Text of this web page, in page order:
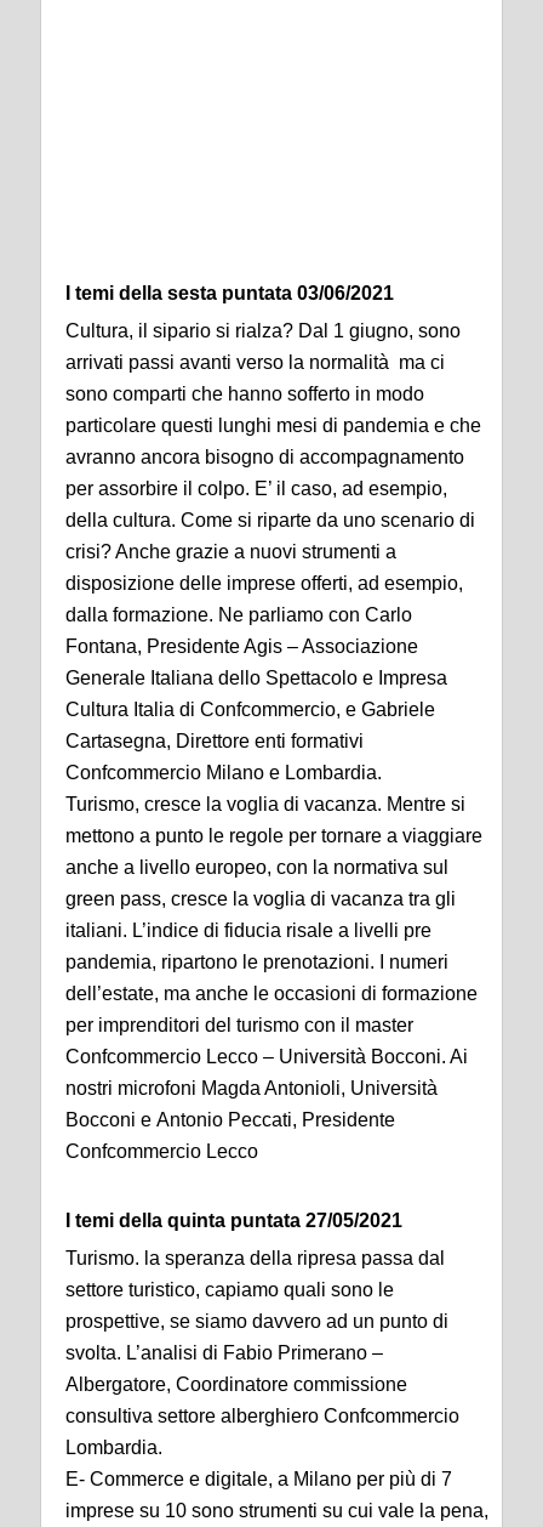
I temi della sesta puntata 03/06/2021
Cultura, il sipario si rialza? Dal 1 giugno, sono
arrivati passi avanti verso la normalità ma ci
sono comparti che hanno sofferto in modo
particolare questi lunghi mesi di pandemia e che
avranno ancora bisogno di accompagnamento
per assorbire il colpo. E’ il caso, ad esempio,
della cultura. Come si riparte da uno scenario di
crisi? Anche grazie a nuovi strumenti a
disposizione delle imprese offerti, ad esempio,
dalla formazione. Ne parliamo con Carlo
Fontana, Presidente Agis – Associazione
Generale Italiana dello Spettacolo e Impresa
Cultura Italia di Confcommercio, e Gabriele
Cartasegna, Direttore enti formativi
Confcommercio Milano e Lombardia.
Turismo, cresce la voglia di vacanza. Mentre si
mettono a punto le regole per tornare a viaggiare
anche a livello europeo, con la normativa sul
green pass, cresce la voglia di vacanza tra gli
italiani. L’indice di fiducia risale a livelli pre
pandemia, ripartono le prenotazioni. I numeri
dell’estate, ma anche le occasioni di formazione
per imprenditori del turismo con il master
Confcommercio Lecco – Università Bocconi. Ai
nostri microfoni Magda Antonioli, Università
Bocconi e Antonio Peccati, Presidente
Confcommercio Lecco
I temi della quinta puntata 27/05/2021
Turismo. la speranza della ripresa passa dal
settore turistico, capiamo quali sono le
prospettive, se siamo davvero ad un punto di
svolta. L’analisi di Fabio Primerano –
Albergatore, Coordinatore commissione
consultiva settore alberghiero Confcommercio
Lombardia.
E- Commerce e digitale, a Milano per più di 7
imprese su 10 sono strumenti su cui vale la pena,